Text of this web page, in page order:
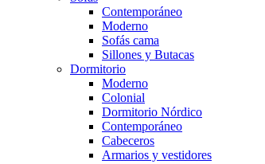
Contemporáneo
Moderno
Sofás cama
Sillones y Butacas
Dormitorio
Moderno
Colonial
Dormitorio Nórdico
Contemporáneo
Cabeceros
Armarios y vestidores